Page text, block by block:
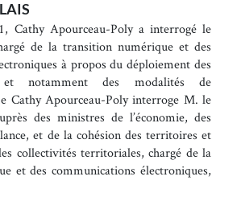
Cathy Apourceau-Poly a interrogé le
de la transition numérique et des
à propos du déploiement des
et notamment des modalités de
Cathy Apourceau-Poly interroge M. le
des ministres de l’économie, des
et de la cohésion des territoires et
collectivités territoriales, chargé de la
et des communications électroniques,